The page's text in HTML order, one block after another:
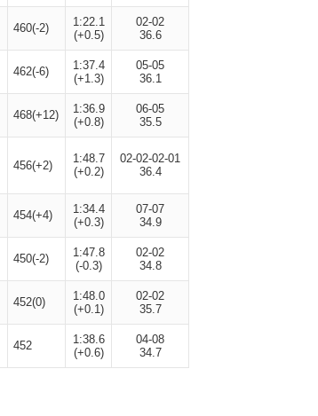
460(-2)
1:22.1
(+0.5)
02-02
36.6
462(-6)
1:37.4
(+1.3)
05-05
36.1
468(+12)
1:36.9
(+0.8)
06-05
35.5
456(+2)
1:48.7
(+0.2)
02-02-02-01
36.4
454(+4)
1:34.4
(+0.3)
07-07
34.9
450(-2)
1:47.8
(-0.3)
02-02
34.8
452(0)
1:48.0
(+0.1)
02-02
35.7
452
1:38.6
(+0.6)
04-08
34.7